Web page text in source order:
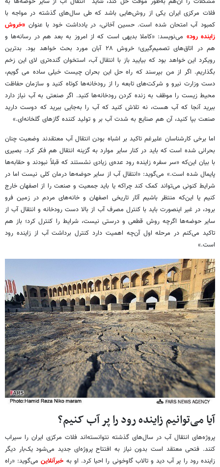
فلات مرکزی ایران یکی از روش‌هایی باشد که طی سال‌های گذشته در مواجه با
کمبود آب امتحان شده است. حسین آخانی، در یادداشت خود با عنوان «خروش
زاینده رود» می‌نویسد: «کاملا بدیهی است که از امروز به بعد هم در رسانه‌ها و
هم در اتاق‌های تصمیم‌گیری؛ خروش ۲۸ آبان مورد بحث خواهد بود. بدترین
رویکرد این خواهد بود که بیایید باز با انتقال آب، استخوان گنده‌تری لای این زخم
بگذاریم. اگر از من بپرسند که راه حل این بحران چیست خیلی ساده می گویم،
دست وزارت نیرو و شرکت‌های تابعه را از رودخانه‌ها کوتاه کنید و سازمان حفاظت
محیط زیست را موظف به زنده کردن رودخانه‌ها کنید. اگر صنعتی به آب نیاز دارد
ببرید آنجا که آب هست، نه تلاش کنید که آب را به‌جایی ببرید که دوست دارید
صنعت بپا کنید، آن هم صنایع به شدت آب بر و تولید کننده گازهای گلخانه‌ای.»
اما برخی کارشناسان علیرغم تاکید بر اشباه بودن انتقال آب معتقدند وضعیت چنان
بحرانی شده است که باید در کنار سایر موارد به گزینه انتقال هم فکر کرد. بصیری
با بیان این‌که «سر سفره زاینده رود عده‌ی زیادی نشستند که قبلاً نبودند و حقابه‌ها
پایمال شده است.» می‌گوید: «انتقال آب از سایر حوضه‌ها درمان کلی نیست اما در
شرایط کنونی می‌تواند کمک کند چراکه یا باید جمعیت و صنعت را از اصفهان خارج
کنیم یا این‌که منتظر باشیم آثار تاریخی اصفهان و خانه‌های مردم در زمین فرو
برود، در غیر اینصورت باید با کنترل مصرف آب از بالا دست رودخانه و انتقال آب از
سایر حوضه‌ها اگرچه روش قطعی و درستی نیست، شرایط را کنترل کرد؛ باز هم
تاکید می‌کنم در مرحله اول آن‌چه اهمیت دارد کنترل برداشت آب از زاینده رود
است.»
آیا می‌توانیم زاینده رود را پر آب کنیم؟
پروژه‌های انتقال آب در سال‌های گذشته نتوانسته‌اند فلات مرکزی ایران را سیراب
کنند. فتحی معتقد است بدون نیاز به افتتاح پروژه‌ای جدید می‌شود یک‌بار دیگر
زاینده رود را پر آب دید و تالاب گاوخونی را احیا کرد. او بهخبرآنلاینمی‌گوید: «راه